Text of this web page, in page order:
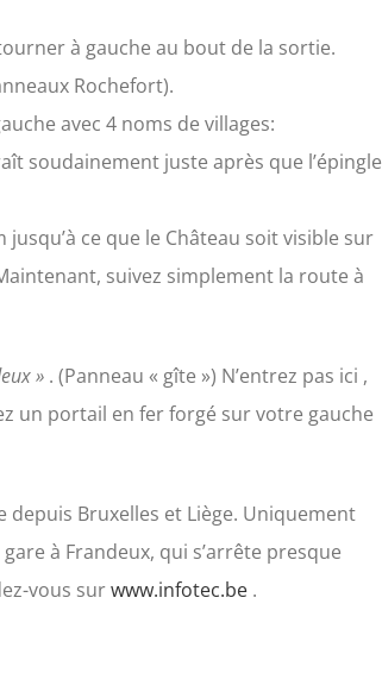
à gauche au bout de la sortie.
Rochefort).
avec 4 noms de villages:
soudainement juste après que l’épingle
ce que le Château soit visible sur
suivez simplement la route à
». (Panneau « gîte ») N’entrez pas ici ,
un portail en fer forgé sur votre gauche
depuis Bruxelles et Liège. Uniquement
à Frandeux, qui s’arrête presque
vous surwww.infotec.be.